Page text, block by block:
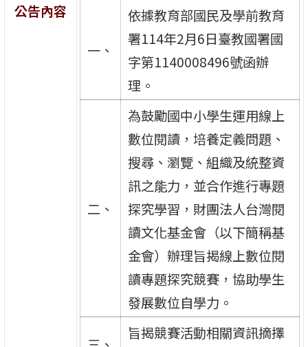
公告內容
一、
依據教育部國民及學前教育
署114年2月6日臺教國署國
字第1140008496號函辦
理。
二、
為鼓勵國中小學生運用線上
數位閱讀，培養定義問題、
搜尋、瀏覽、組織及統整資
訊之能力，並合作進行專題
探究學習，財團法人台灣閱
讀文化基金會（以下簡稱基
金會）辦理旨揭線上數位閱
讀專題探究競賽，協助學生
發展數位自學力。
旨揭競賽活動相關資訊摘擇